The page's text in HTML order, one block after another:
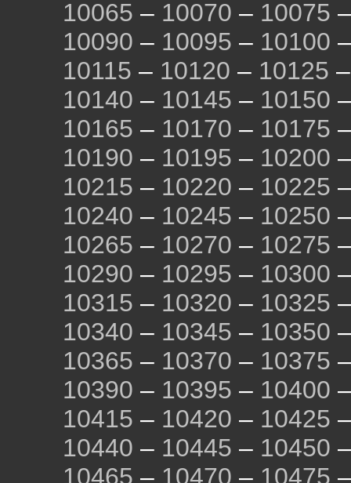
10065 – 10070 – 10075
10090 – 10095 – 10100
10115 – 10120 – 10125
10140 – 10145 – 10150
10165 – 10170 – 10175
10190 – 10195 – 10200
10215 – 10220 – 10225
10240 – 10245 – 10250
10265 – 10270 – 10275
10290 – 10295 – 10300
10315 – 10320 – 10325
10340 – 10345 – 10350
10365 – 10370 – 10375
10390 – 10395 – 10400
10415 – 10420 – 10425
10440 – 10445 – 10450
10465 – 10470 – 10475